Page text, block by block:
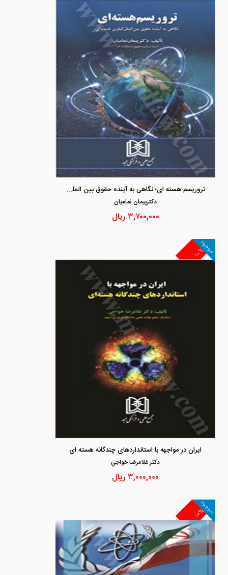
تروریسم هسته ای؛ نگاهی به آینده حقوق بین الملل کیفری هسته ای
دكترپيمان نماميان
۳,۷۰۰,۰۰۰ریال
۱۰%
موجود
ایران در مواجهه با استانداردهای چندگانه هسته ای
دكتر غلامرضا خواجي
۳,۰۰۰,۰۰۰ریال
۱۰%
موجود